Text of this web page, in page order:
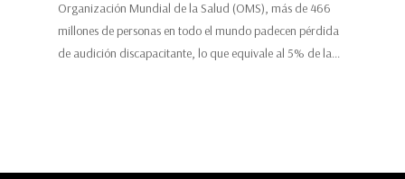
Organización Mundial de la Salud (OMS), más de 466
millones de personas en todo el mundo padecen pérdida
de audición discapacitante, lo que equivale al 5% de la...